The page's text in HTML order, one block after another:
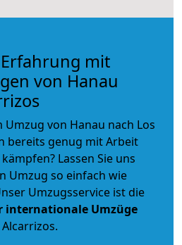
Erfahrung mit
von Hanau
Umzug von Hanau nach Los
bereits genug mit Arbeit
Lassen Sie uns
Umzug so einfach wie
Umzugsservice ist die
internationale Umzüge